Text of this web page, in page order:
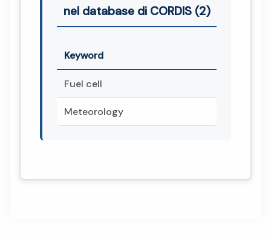
nel database di CORDIS (2)
Keyword
Fuel cell
Meteorology